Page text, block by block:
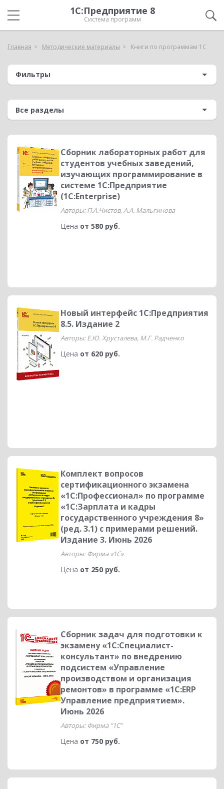
1С:Предприятие 8
Система программ
Главная Методические материалы Книги по программам 1С
Фильтры
Сборник лабораторных работ для
студентов учебных заведений,
изучающих программирование в
системе 1С:Предприятие
(1С:Enterprise)
Авторы: П.А.Чистов, А.А. Мальгинова
Цена от 580 руб.
Новый интерфейс 1С:Предприятия
8.5. Издание 2
Авторы: Е.Ю. Хрусталева, М.Г. Радченко
Цена от 620 руб.
Комплект вопросов
сертификационного экзамена
«1С:Профессионал» по программе
«1С:Зарплата и кадры
государственного учреждения 8»
(ред. 3.1) с примерами решений.
Издание 3. Июнь 2026
Авторы: Фирма «1С»
Цена от 250 руб.
Сборник задач для подготовки к
экзамену «1С:Специалист-
консультант» по внедрению
подсистем «Управление
производством и организация
ремонтов» в программе «1С:ERP
Управление предприятием».
Июнь 2026
Авторы: Фирма "1С"
Цена от 750 руб.